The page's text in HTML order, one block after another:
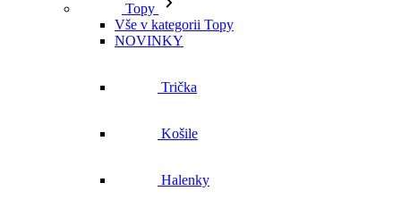
Topy
Vše v kategorii Topy
NOVINKY
Trička
Košile
Halenky